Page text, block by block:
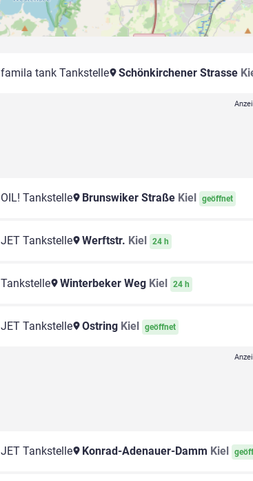
famila tank Tankstelle Schönkirchener Strasse
OIL! Tankstelle Brunswiker Straße Kiel geöffnet
JET Tankstelle Werftstr. Kiel 24 h
Tankstelle Winterbeker Weg Kiel 24 h
JET Tankstelle Ostring Kiel geöffnet
JET Tankstelle Konrad-Adenauer-Damm Kiel